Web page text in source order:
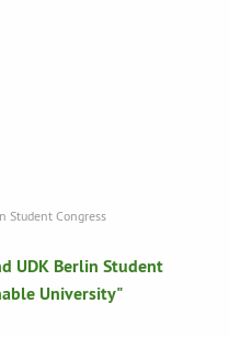
Student Congress
UDK Berlin Student
University"